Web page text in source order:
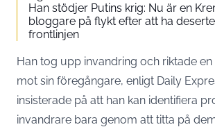
Han stödjer Putins krig: Nu är en
bloggare på flykt efter att ha
frontlinjen
Han tog upp invandring och riktade
mot sin föregångare, enligt Daily
insisterade på att han kan identifiera
invandrare bara genom att titta på